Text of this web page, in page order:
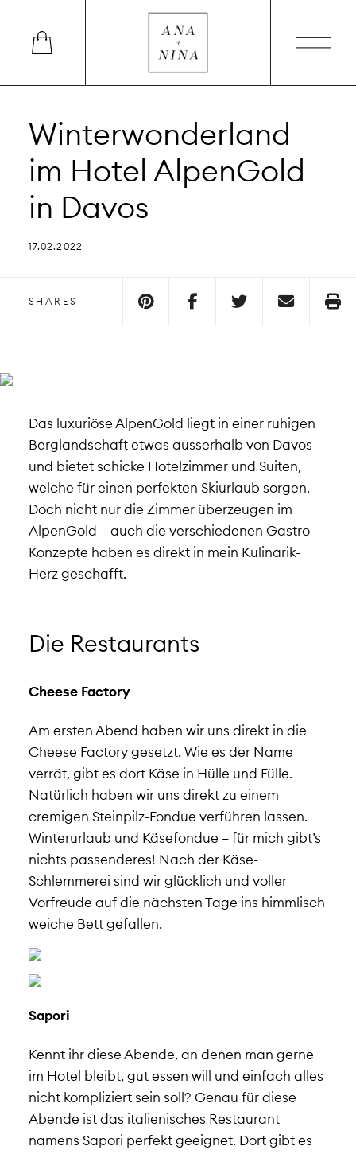
Winterwonderland
im Hotel AlpenGold
in Davos
17.02.2022
SHARES
Das luxuriöse AlpenGold liegt in einer ruhigen
Berglandschaft etwas ausserhalb von Davos
und bietet schicke Hotelzimmer und Suiten,
welche für einen perfekten Skiurlaub sorgen.
Doch nicht nur die Zimmer überzeugen im
AlpenGold – auch die verschiedenen Gastro-
Konzepte haben es direkt in mein Kulinarik-
Herz geschafft.
Die Restaurants
Cheese Factory
Am ersten Abend haben wir uns direkt in die
Cheese Factory gesetzt. Wie es der Name
verrät, gibt es dort Käse in Hülle und Fülle.
Natürlich haben wir uns direkt zu einem
cremigen Steinpilz-Fondue verführen lassen.
Winterurlaub und Käsefondue – für mich gibt’s
nichts passenderes! Nach der Käse-
Schlemmerei sind wir glücklich und voller
Vorfreude auf die nächsten Tage ins himmlisch
weiche Bett gefallen.
Sapori
Kennt ihr diese Abende, an denen man gerne
im Hotel bleibt, gut essen will und einfach alles
nicht kompliziert sein soll? Genau für diese
Abende ist das italienisches Restaurant
namens Sapori perfekt geeignet. Dort gibt es